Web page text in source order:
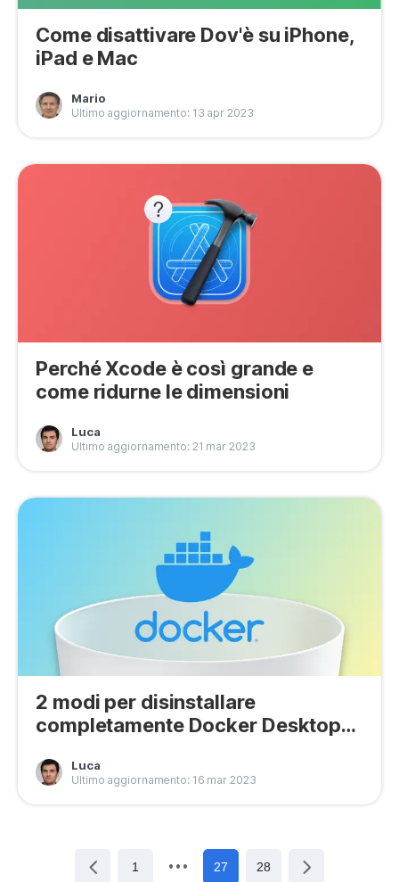
Come disattivare Dov'è su iPhone,
iPad e Mac
Mario
Ultimo aggiornamento: 13 apr 2023
Perché Xcode è così grande e
come ridurne le dimensioni
Luca
Ultimo aggiornamento: 21 mar 2023
2 modi per disinstallare
completamente Docker Desktop
Luca
Ultimo aggiornamento: 16 mar 2023
1 27 28